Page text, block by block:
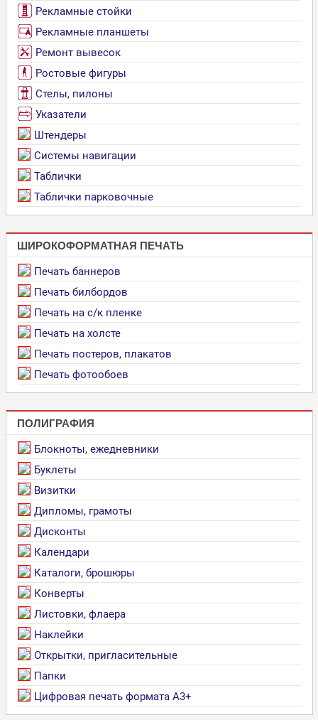
Рекламные стойки
Рекламные планшеты
Ремонт вывесок
Ростовые фигуры
Стелы, пилоны
Указатели
Штендеры
Системы навигации
Таблички
Таблички парковочные
ШИРОКОФОРМАТНАЯ ПЕЧАТЬ
Печать баннеров
Печать билбордов
Печать на с/к пленке
Печать на холсте
Печать постеров, плакатов
Печать фотообоев
ПОЛИГРАФИЯ
Блокноты, ежедневники
Буклеты
Визитки
Дипломы, грамоты
Дисконты
Календари
Каталоги, брошюры
Конверты
Листовки, флаера
Наклейки
Открытки, пригласительные
Папки
Цифровая печать формата А3+